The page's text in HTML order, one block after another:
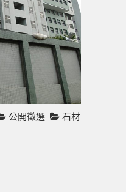
公開徵選
石材